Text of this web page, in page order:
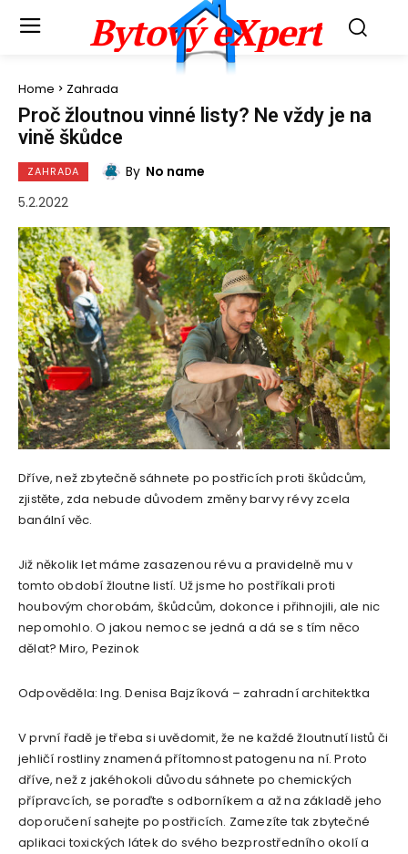
Bytový eXpert
Home Zahrada
Proč žloutnou vinné listy? Ne vždy je na
vině škůdce
ZAHRADA By No name
5.2.2022
Dříve, než zbytečně sáhnete po postřicích proti škůdcům,
zjistěte, zda nebude důvodem změny barvy révy zcela
banální věc.
Již několik let máme zasazenou révu a pravidelně mu v
tomto období žloutne listí. Už jsme ho postříkali proti
houbovým chorobám, škůdcům, dokonce i přihnojili, ale nic
nepomohlo. O jakou nemoc se jedná a dá se s tím něco
dělat? Miro, Pezinok
Odpověděla: Ing. Denisa Bajzíková – zahradní architektka
V první řadě je třeba si uvědomit, že ne každé žloutnutí listů či
jehličí rostliny znamená přítomnost patogenu na ní. Proto
dříve, než z jakéhokoli důvodu sáhnete po chemických
přípravcích, se poraďte s odborníkem a až na základě jeho
doporučení sahejte po postřicích. Zamezíte tak zbytečné
aplikaci toxických látek do svého bezprostředního okolí a